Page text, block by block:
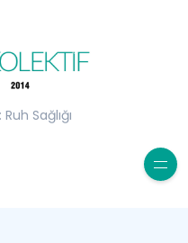
Sağlığı